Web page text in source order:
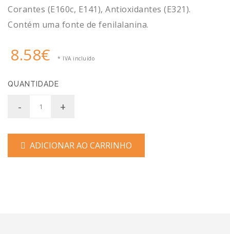
Corantes (E160c, E141), Antioxidantes (E321).
Contém uma fonte de fenilalanina.
8.58€ * IVA incluído
QUANTIDADE
- +
ADICIONAR AO CARRINHO